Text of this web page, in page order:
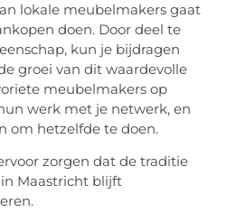
lokale meubelmakers gaat
doen. Door deel te
kun je bijdragen
groei van dit waardevolle
meubelmakers op
werk met je netwerk, en
om hetzelfde te doen.
zorgen dat de traditie
Maastricht blijft